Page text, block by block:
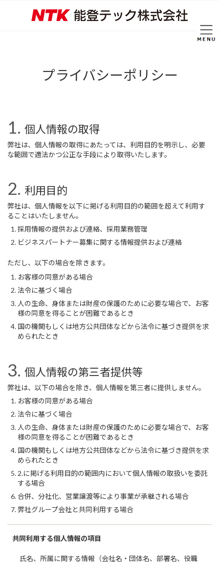
プライバシーポリシー
個人情報の取得
弊社は、個人情報の取得にあたっては、利用目的を明示し、必要
な範囲で適法かつ公正な手段により取得いたします。
利用目的
弊社は、個人情報を以下に掲げる利用目的の範囲を超えて利用す
ることはいたしません。
採用情報の提供および連絡、採用業務管理
ビジネスパートナー募集に関する情報提供および連絡
ただし、以下の場合を除きます。
お客様の同意がある場合
法令に基づく場合
人の生命、身体または財産の保護のために必要な場合で、お客
様の同意を得ることが困難であるとき
国の機関もしくは地方公共団体などから法令に基づき提供を求
められたとき
個人情報の第三者提供等
弊社は、以下の場合を除き、個人情報を第三者に提供しません。
お客様の同意がある場合
法令に基づく場合
人の生命、身体または財産の保護のために必要な場合で、お客
様の同意を得ることが困難であるとき
国の機関もしくは地方公共団体などから法令に基づき提供を求
められたとき
2.に掲げる利用目的の範囲内において個人情報の取扱いを委託
する場合
合併、分社化、営業譲渡等により事業が承継される場合
弊社グループ会社と共同利用する場合
共同利用する個人情報の項目
氏名、所属に関する情報（会社名・団体名、部署名、役職